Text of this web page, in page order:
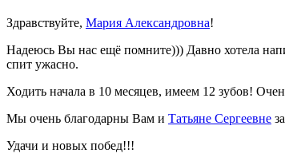
Здравствуйте, Мария Александровна!
Надеюсь Вы нас ещё помните))) Давно хотела
спит ужасно.
Ходить начала в 10 месяцев, имеем 12 зубов!
Мы очень благодарны Вам и Татьяне Сергеевне
Удачи и новых побед!!!